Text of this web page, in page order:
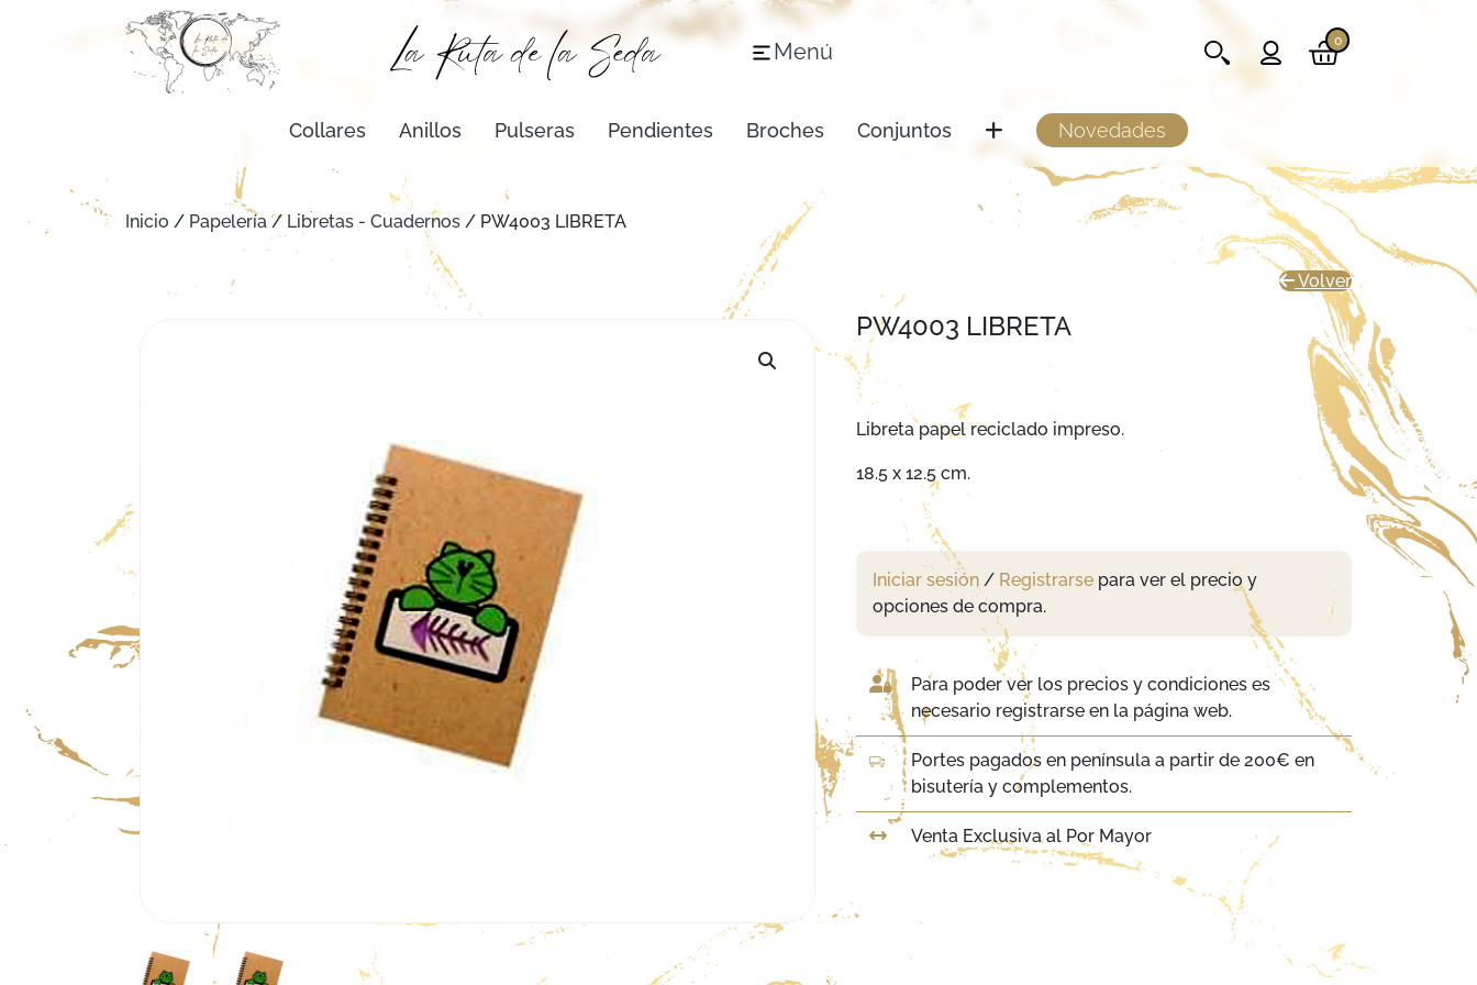
Menú 0
Collares Anillos Pulseras Pendientes Broches Conjuntos Novedades
Inicio / Papelería / Libretas - Cuadernos / PW4003 LIBRETA
Volver
PW4003 LIBRETA
Libreta papel reciclado impreso.
18.5 x 12.5 cm.
Iniciar sesión / Registrarse para ver el precio y
opciones de compra.
Para poder ver los precios y condiciones es
necesario registrarse en la página web.
Portes pagados en península a partir de 200€ en
bisutería y complementos.
Venta Exclusiva al Por Mayor